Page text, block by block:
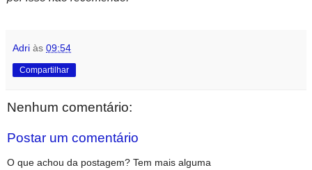
Adri às 09:54
Compartilhar
Nenhum comentário:
Postar um comentário
O que achou da postagem? Tem mais alguma